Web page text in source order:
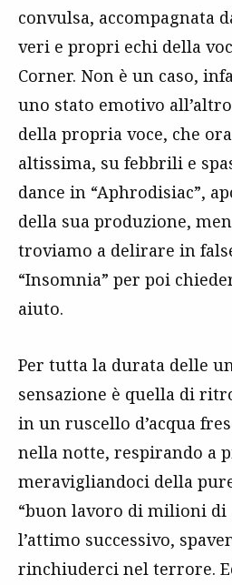
convulsa, accompagnata
veri e propri echi della
Corner. Non è un caso,
uno stato emotivo
della propria voce, che
altissima, su febbrili e
dance in “Aphrodisiac”,
della sua produzione,
troviamo a delirare in
“Insomnia” per poi
aiuto.
Per tutta la durata delle
sensazione è quella di
in un ruscello d’acqua
nella notte, respirando a
meravigliandoci della
“buon lavoro di milioni di
l’attimo successivo,
rinchiuderci nel terrore.